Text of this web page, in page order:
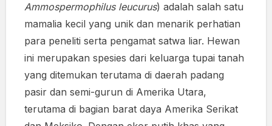
Ammospermophilus leucurus) adalah salah satu
mamalia kecil yang unik dan menarik perhatian
para peneliti serta pengamat satwa liar. Hewan
ini merupakan spesies dari keluarga tupai tanah
yang ditemukan terutama di daerah padang
pasir dan semi-gurun di Amerika Utara,
terutama di bagian barat daya Amerika Serikat